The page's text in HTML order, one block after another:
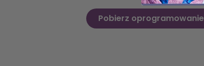
Pobierz oprogramowanie